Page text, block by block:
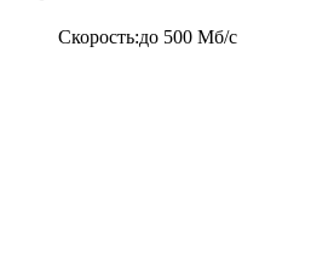
Скорость:до 500 Мб/c